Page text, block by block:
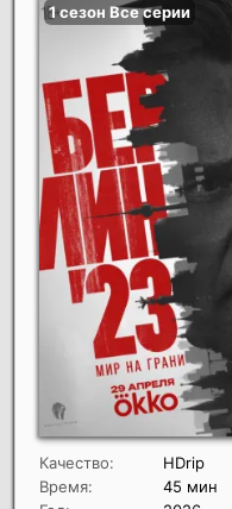
Качество:
HDrip
Время:
45 мин